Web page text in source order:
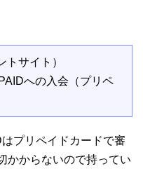
トサイト）
への入会（プリペ
プリペイドカードで審
かからないので持ってい